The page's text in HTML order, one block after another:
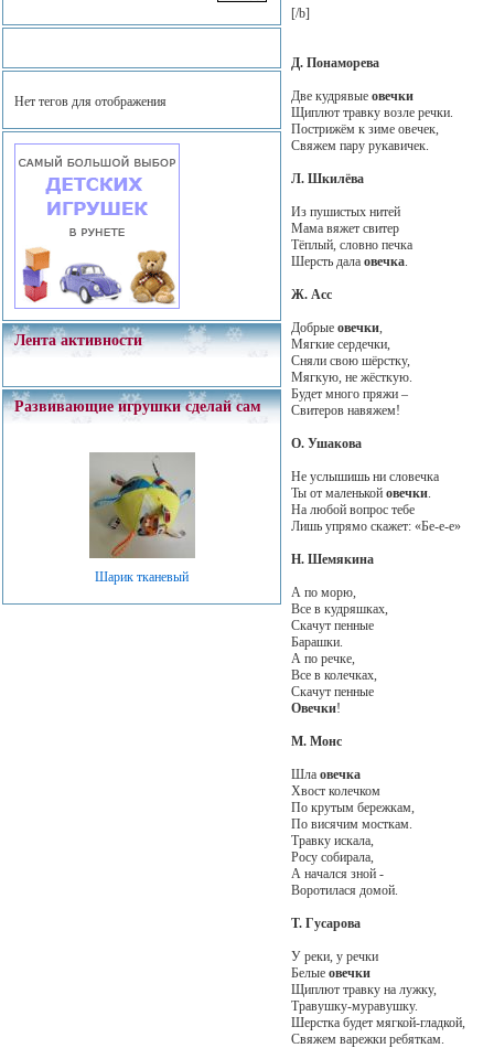
Нет тегов для отображения
Лента активности
Развивающие игрушки сделай сам
Шарик тканевый
[/b]
Д. Понаморева
Две кудрявые овечки
Щиплют травку возле речки.
Пострижём к зиме овечек,
Свяжем пару рукавичек.
Л. Шкилёва
Из пушистых нитей
Мама вяжет свитер
Тёплый, словно печка
Шерсть дала овечка.
Ж. Асс
Добрые овечки,
Мягкие сердечки,
Сняли свою шёрстку,
Мягкую, не жёсткую.
Будет много пряжи –
Свитеров навяжем!
О. Ушакова
Не услышишь ни словечка
Ты от маленькой овечки.
На любой вопрос тебе
Лишь упрямо скажет: «Бе-е-е»
Н. Шемякина
А по морю,
Все в кудряшках,
Скачут пенные
Барашки.
А по речке,
Все в колечках,
Скачут пенные
Овечки!
М. Монс
Шла овечка
Хвост колечком
По крутым бережкам,
По висячим мосткам.
Травку искала,
Росу собирала,
А начался зной -
Воротилася домой.
Т. Гусарова
У реки, у речки
Белые овечки
Щиплют травку на лужку,
Травушку-муравушку.
Шерстка будет мягкой-гладкой,
Свяжем варежки ребяткам.